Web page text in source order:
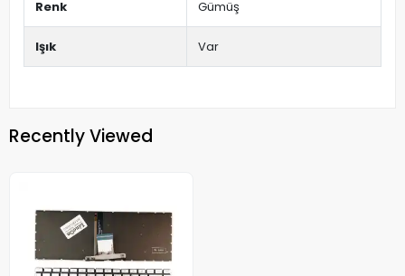
Renk Gümüş
Işık Var
Recently Viewed